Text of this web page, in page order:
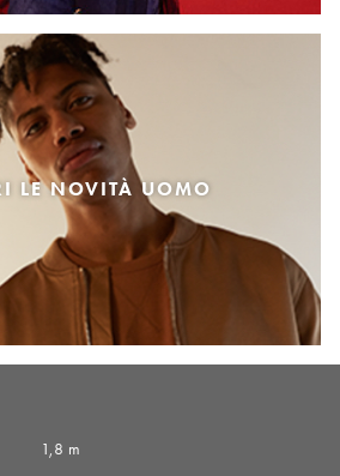
LE NOVITÀ UOMO
1,8 m